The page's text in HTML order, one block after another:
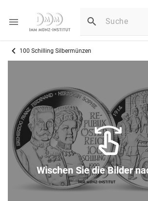
100 Schilling Silbermünzen
Wischen Sie die Bilder